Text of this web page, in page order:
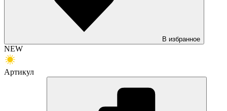
В избранное
NEW
Артикул